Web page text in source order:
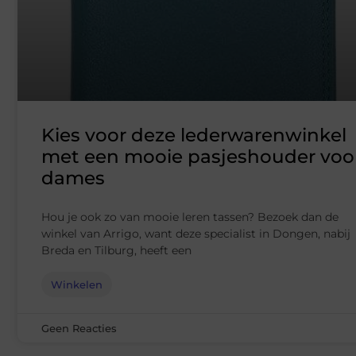
Kies voor deze lederwarenwinkel
met een mooie pasjeshouder
dames
Hou je ook zo van mooie leren tassen? Bezoek dan de
winkel van Arrigo, want deze specialist in Dongen, nabij
Breda en Tilburg, heeft een
Winkelen
Geen Reacties